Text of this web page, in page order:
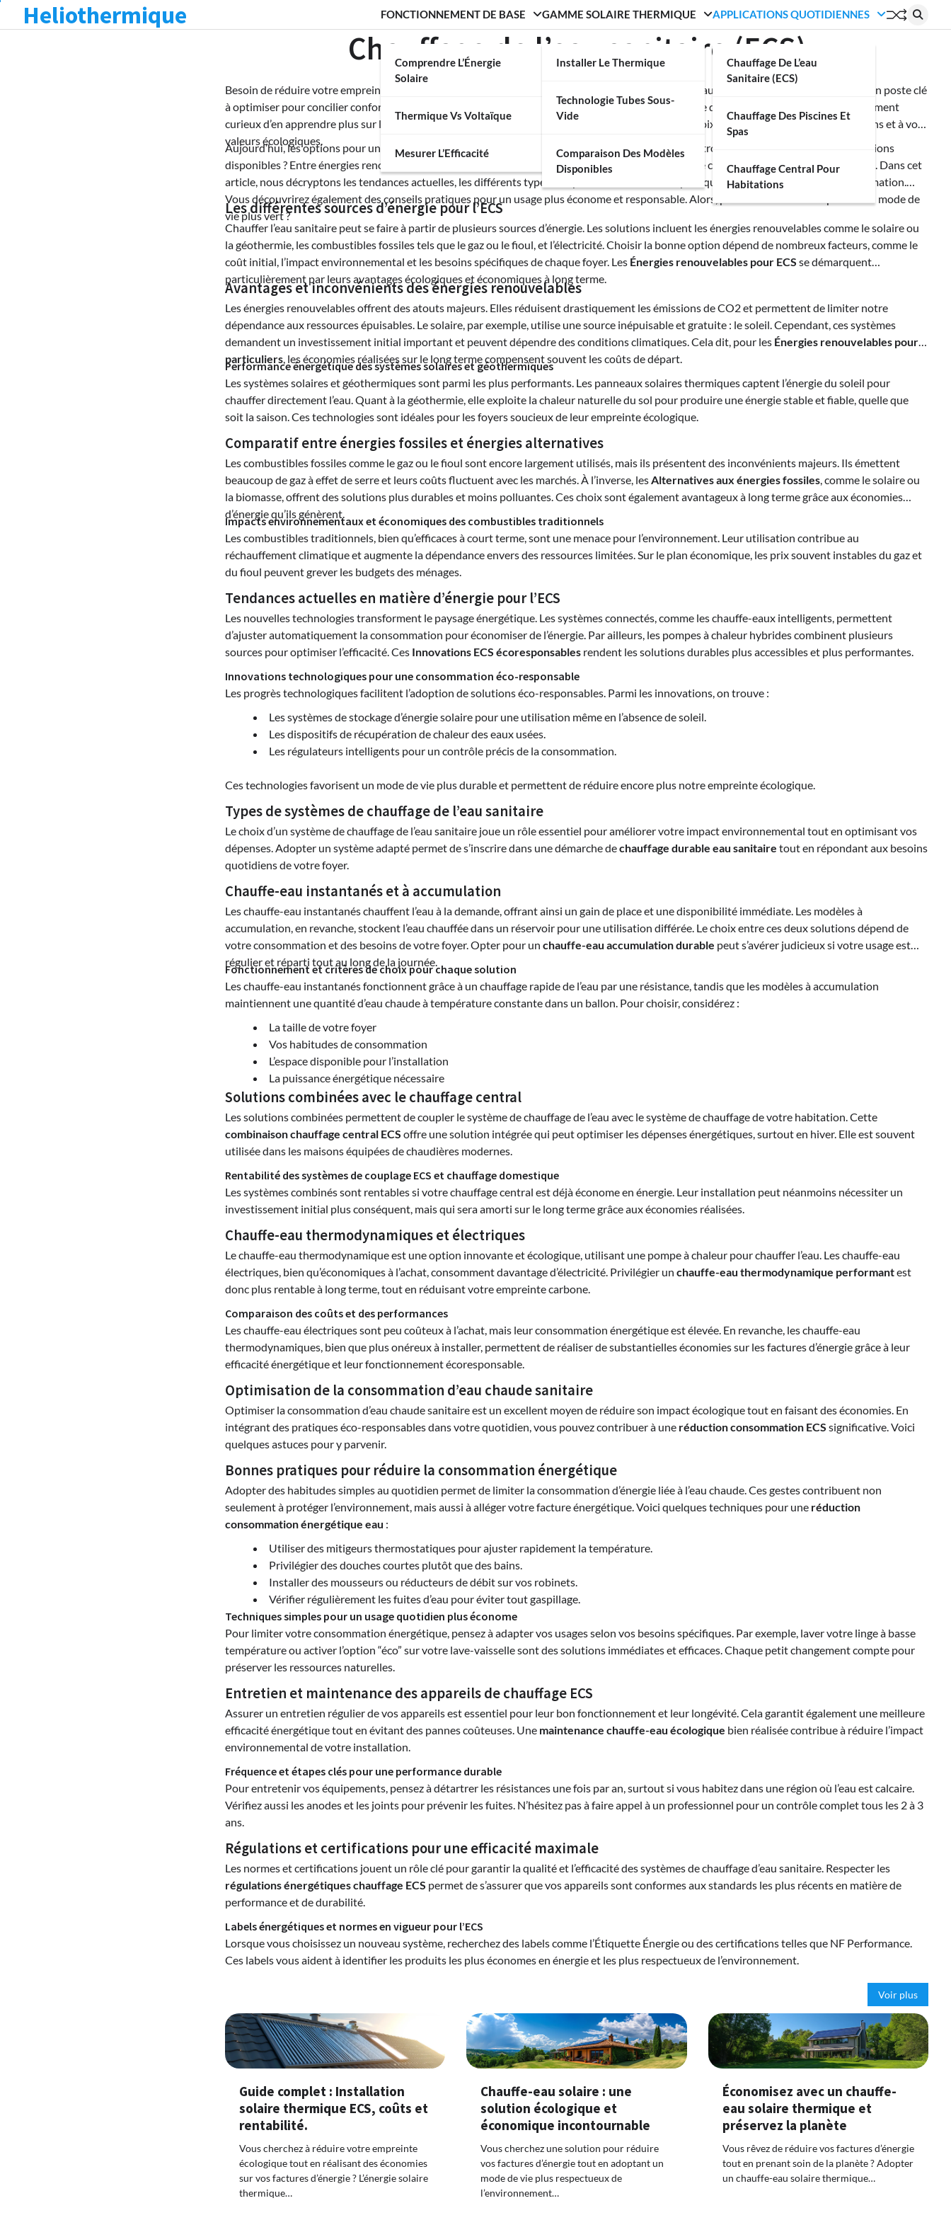
Heliothermique FONCTIONNEMENT DE BASE
Comprendre L’Énergie
Solaire
Thermique Vs Voltaïque
Mesurer L’Efficacité
GAMME SOLAIRE THERMIQUE
Installer Le Thermique
Technologie Tubes Sous-
Vide
Comparaison Des Modèles
Disponibles
APPLICATIONS QUOTIDIENNES
Chauffage De L’eau
Sanitaire (ECS)
Chauffage Des Piscines Et
Spas
Chauffage Central Pour
Habitations
Chauffage de l’eau sanitaire (ECS)
Besoin de réduire votre empreinte écologique tout en maîtrisant vos dépenses énergétiques ? Le chauffage de l’eau sanitaire (ECS) est un poste clé
à optimiser pour concilier confort quotidien et respect de l’environnement. Que vous soyez en quête de solutions innovantes ou simplement
curieux d’en apprendre plus sur les technologies existantes, ce guide vous accompagnera dans le choix d’un système adapté à vos besoins et à vos
valeurs écologiques.
Aujourd’hui, les options pour un chauffage ECS écologique
ne manquent pas. Mais comment s’y retrouver parmi les nombreuses solutions
disponibles ? Entre énergies renouvelables, technologies hybrides et systèmes traditionnels, chaque choix a ses avantages et ses limites. Dans cet
article, nous décryptons les tendances actuelles, les différents types de systèmes et les bonnes pratiques pour optimiser votre consommation.
Vous découvrirez également des conseils pratiques pour un usage plus économe et responsable. Alors, prêt à franchir une étape vers un mode de
vie plus vert ?
Les différentes sources d’énergie pour l’ECS
Chauffer l’eau sanitaire peut se faire à partir de plusieurs sources d’énergie. Les solutions incluent les énergies renouvelables comme le solaire ou
la géothermie, les combustibles fossiles tels que le gaz ou le fioul, et l’électricité. Choisir la bonne option dépend de nombreux facteurs, comme le
coût initial, l’impact environnemental et les besoins spécifiques de chaque foyer. Les Énergies renouvelables pour ECS se démarquent
particulièrement par leurs avantages écologiques et économiques à long terme.
Avantages et inconvénients des énergies renouvelables
Les énergies renouvelables offrent des atouts majeurs. Elles réduisent drastiquement les émissions de CO2 et permettent de limiter notre
dépendance aux ressources épuisables. Le solaire, par exemple, utilise une source inépuisable et gratuite : le soleil. Cependant, ces systèmes
demandent un investissement initial important et peuvent dépendre des conditions climatiques. Cela dit, pour les Énergies renouvelables pour
particuliers, les économies réalisées sur le long terme compensent souvent les coûts de départ.
Performance énergétique des systèmes solaires et géothermiques
Les systèmes solaires et géothermiques sont parmi les plus performants. Les panneaux solaires thermiques captent l’énergie du soleil pour
chauffer directement l’eau. Quant à la géothermie, elle exploite la chaleur naturelle du sol pour produire une énergie stable et fiable, quelle que
soit la saison. Ces technologies sont idéales pour les foyers soucieux de leur empreinte écologique.
Comparatif entre énergies fossiles et énergies alternatives
Les combustibles fossiles comme le gaz ou le fioul sont encore largement utilisés, mais ils présentent des inconvénients majeurs. Ils émettent
beaucoup de gaz à effet de serre et leurs coûts fluctuent avec les marchés. À l’inverse, lesAlternatives aux énergies fossiles, comme le solaire ou
la biomasse, offrent des solutions plus durables et moins polluantes. Ces choix sont également avantageux à long terme grâce aux économies
d’énergie qu’ils génèrent.
Impacts environnementaux et économiques des combustibles traditionnels
Les combustibles traditionnels, bien qu’efficaces à court terme, sont une menace pour l’environnement. Leur utilisation contribue au
réchauffement climatique et augmente la dépendance envers des ressources limitées. Sur le plan économique, les prix souvent instables du gaz et
du fioul peuvent grever les budgets des ménages.
Tendances actuelles en matière d’énergie pour l’ECS
Les nouvelles technologies transforment le paysage énergétique. Les systèmes connectés, comme les chauffe-eaux intelligents, permettent
d’ajuster automatiquement la consommation pour économiser de l’énergie. Par ailleurs, les pompes à chaleur hybrides combinent plusieurs
sources pour optimiser l’efficacité. Ces Innovations ECS écoresponsables rendent les solutions durables plus accessibles et plus performantes.
Innovations technologiques pour une consommation éco-responsable
Les progrès technologiques facilitent l’adoption de solutions éco-responsables. Parmi les innovations, on trouve :
Les systèmes de stockage d’énergie solaire pour une utilisation même en l’absence de soleil.
Les dispositifs de récupération de chaleur des eaux usées.
Les régulateurs intelligents pour un contrôle précis de la consommation.
Ces technologies favorisent un mode de vie plus durable et permettent de réduire encore plus notre empreinte écologique.
Types de systèmes de chauffage de l’eau sanitaire
Le choix d’un système de chauffage de l’eau sanitaire joue un rôle essentiel pour améliorer votre impact environnemental tout en optimisant vos
dépenses. Adopter un système adapté permet de s’inscrire dans une démarche dechauffage durable eau sanitaire tout en répondant aux besoins
quotidiens de votre foyer.
Chauffe-eau instantanés et à accumulation
Les chauffe-eau instantanés chauffent l’eau à la demande, offrant ainsi un gain de place et une disponibilité immédiate. Les modèles à
accumulation, en revanche, stockent l’eau chauffée dans un réservoir pour une utilisation différée. Le choix entre ces deux solutions dépend de
votre consommation et des besoins de votre foyer. Opter pour un chauffe-eau accumulation durable peut s’avérer judicieux si votre usage est
régulier et réparti tout au long de la journée.
Fonctionnement et critères de choix pour chaque solution
Les chauffe-eau instantanés fonctionnent grâce à un chauffage rapide de l’eau par une résistance, tandis que les modèles à accumulation
maintiennent une quantité d’eau chaude à température constante dans un ballon. Pour choisir, considérez :
La taille de votre foyer
Vos habitudes de consommation
L’espace disponible pour l’installation
La puissance énergétique nécessaire
Solutions combinées avec le chauffage central
Les solutions combinées permettent de coupler le système de chauffage de l’eau avec le système de chauffage de votre habitation. Cette
combinaison chauffage central ECS offre une solution intégrée qui peut optimiser les dépenses énergétiques, surtout en hiver. Elle est souvent
utilisée dans les maisons équipées de chaudières modernes.
Rentabilité des systèmes de couplage ECS et chauffage domestique
Les systèmes combinés sont rentables si votre chauffage central est déjà économe en énergie. Leur installation peut néanmoins nécessiter un
investissement initial plus conséquent, mais qui sera amorti sur le long terme grâce aux économies réalisées.
Chauffe-eau thermodynamiques et électriques
Le chauffe-eau thermodynamique est une option innovante et écologique, utilisant une pompe à chaleur pour chauffer l’eau. Les chauffe-eau
électriques, bien qu’économiques à l’achat, consomment davantage d’électricité. Privilégier un chauffe-eau thermodynamique performantest
donc plus rentable à long terme, tout en réduisant votre empreinte carbone.
Comparaison des coûts et des performances
Les chauffe-eau électriques sont peu coûteux à l’achat, mais leur consommation énergétique est élevée. En revanche, les chauffe-eau
thermodynamiques, bien que plus onéreux à installer, permettent de réaliser de substantielles économies sur les factures d’énergie grâce à leur
efficacité énergétique et leur fonctionnement écoresponsable.
Optimisation de la consommation d’eau chaude sanitaire
Optimiser la consommation d’eau chaude sanitaire est un excellent moyen de réduire son impact écologique tout en faisant des économies. En
intégrant des pratiques éco-responsables dans votre quotidien, vous pouvez contribuer à une réduction consommation ECS significative. Voici
quelques astuces pour y parvenir.
Bonnes pratiques pour réduire la consommation énergétique
Adopter des habitudes simples au quotidien permet de limiter la consommation d’énergie liée à l’eau chaude. Ces gestes contribuent non
seulement à protéger l’environnement, mais aussi à alléger votre facture énergétique. Voici quelques techniques pour une réduction
consommation énergétique eau :
Utiliser des mitigeurs thermostatiques pour ajuster rapidement la température.
Privilégier des douches courtes plutôt que des bains.
Installer des mousseurs ou réducteurs de débit sur vos robinets.
Vérifier régulièrement les fuites d’eau pour éviter tout gaspillage.
Techniques simples pour un usage quotidien plus économe
Pour limiter votre consommation énergétique, pensez à adapter vos usages selon vos besoins spécifiques. Par exemple, laver votre linge à basse
température ou activer l’option “éco” sur votre lave-vaisselle sont des solutions immédiates et efficaces. Chaque petit changement compte pour
préserver les ressources naturelles.
Entretien et maintenance des appareils de chauffage ECS
Assurer un entretien régulier de vos appareils est essentiel pour leur bon fonctionnement et leur longévité. Cela garantit également une meilleure
efficacité énergétique tout en évitant des pannes coûteuses. Une maintenance chauffe-eau écologique bien réalisée contribue à réduire l’impact
environnemental de votre installation.
Fréquence et étapes clés pour une performance durable
Pour entretenir vos équipements, pensez à détartrer les résistances une fois par an, surtout si vous habitez dans une région où l’eau est calcaire.
Vérifiez aussi les anodes et les joints pour prévenir les fuites. N’hésitez pas à faire appel à un professionnel pour un contrôle complet tous les 2 à 3
ans.
Régulations et certifications pour une efficacité maximale
Les normes et certifications jouent un rôle clé pour garantir la qualité et l’efficacité des systèmes de chauffage d’eau sanitaire. Respecter les
régulations énergétiques chauffage ECS permet de s’assurer que vos appareils sont conformes aux standards les plus récents en matière de
performance et de durabilité.
Labels énergétiques et normes en vigueur pour l’ECS
Lorsque vous choisissez un nouveau système, recherchez des labels comme l’Étiquette Énergie ou des certifications telles que NF Performance.
Ces labels vous aident à identifier les produits les plus économes en énergie et les plus respectueux de l’environnement.
Voir plus
Guide complet : Installation
solaire thermique ECS, coûts et
rentabilité.
Vous cherchez à réduire votre empreinte
écologique tout en réalisant des économies
sur vos factures d’énergie ? L’énergie solaire
thermique…
Chauffe-eau solaire : une
solution écologique et
économique incontournable
Vous cherchez une solution pour réduire
vos factures d’énergie tout en adoptant un
mode de vie plus respectueux de
l’environnement…
Économisez avec un chauffe-
eau solaire thermique et
préservez la planète
Vous rêvez de réduire vos factures d’énergie
tout en prenant soin de la planète ? Adopter
un chauffe-eau solaire thermique…